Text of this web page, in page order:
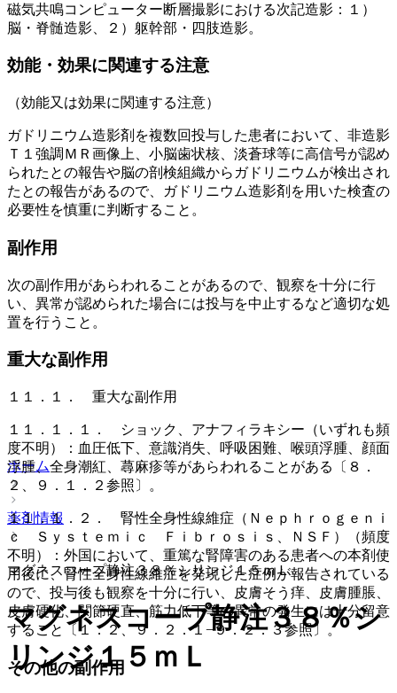
磁気共鳴コンピューター断層撮影における次記造影：１）
脳・脊髄造影、２）躯幹部・四肢造影。
効能・効果に関連する注意
（効能又は効果に関連する注意）
ガドリニウム造影剤を複数回投与した患者において、非造影
Ｔ１強調ＭＲ画像上、小脳歯状核、淡蒼球等に高信号が認め
られたとの報告や脳の剖検組織からガドリニウムが検出され
たとの報告があるので、ガドリニウム造影剤を用いた検査の
必要性を慎重に判断すること。
副作用
次の副作用があらわれることがあるので、観察を十分に行
い、異常が認められた場合には投与を中止するなど適切な処
置を行うこと。
重大な副作用
１１．１． 重大な副作用
１１．１．１． ショック、アナフィラキシー（いずれも頻
度不明）：血圧低下、意識消失、呼吸困難、喉頭浮腫、顔面
浮腫、全身潮紅、蕁麻疹等があらわれることがある〔８．
２、９．１．２参照〕。
１１．１．２． 腎性全身性線維症（Ｎｅｐｈｒｏｇｅｎｉ
ｃ Ｓｙｓｔｅｍｉｃ Ｆｉｂｒｏｓｉｓ、ＮＳＦ）（頻度
不明）：外国において、重篤な腎障害のある患者への本剤使
用後に、腎性全身性線維症を発現した症例が報告されている
ので、投与後も観察を十分に行い、皮膚そう痒、皮膚腫脹、
皮膚硬化、関節硬直、筋力低下等の異常の発生には十分留意
すること〔１．２、９．２．１−９．２．３参照〕。
その他の副作用
ホーム
薬剤情報
マグネスコープ静注３８％シリンジ１５ｍＬ
マグネスコープ静注３８％シ
リンジ１５ｍＬ